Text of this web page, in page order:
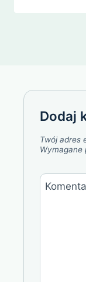
Dodaj
Twój adres
Wymagane